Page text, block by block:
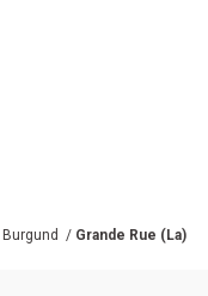
Burgund / Grande Rue (La)